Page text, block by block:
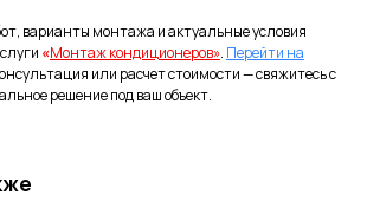
варианты монтажа и актуальные условия
«Монтаж кондиционеров». Перейти на
или расчет стоимости — свяжитесь с
решение под ваш объект.
область
34